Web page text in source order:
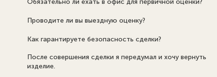
Обязательно ли ехать в офис для первичной оценки?
Проводите ли вы выездную оценку?
Как гарантируете безопасность сделки?
После совершения сделки я передумал и хочу вернуть
изделие.